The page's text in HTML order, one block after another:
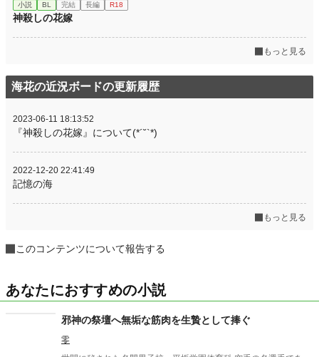
小説 BL 完結 長編 R18
神殺しの花嫁
もっと見る
海花の近況ボードの更新履歴
2023-06-11 18:13:52
『神殺しの花嫁』について(*´˘`*)
2022-12-20 22:41:49
記憶の海
もっと見る
このコンテンツについて報告する
あなたにおすすめの小説
邪神の祭壇へ無垢な筋肉を生贄として捧ぐ
零